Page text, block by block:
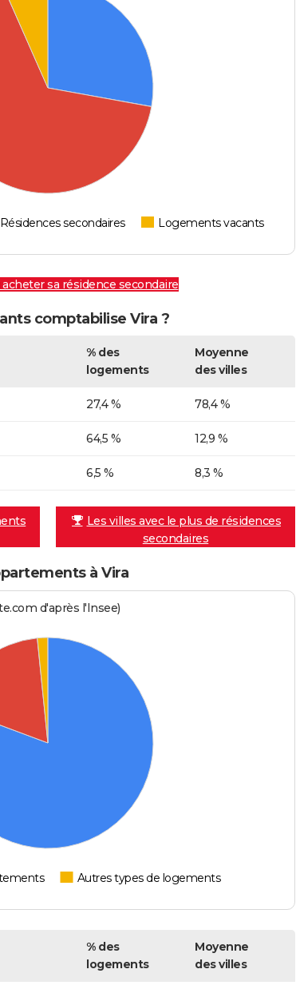
Résidences secondaires Logements vacants
acheter sa résidence secondaire
comptabilise Vira ?
% des
logements
Moyenne
des villes
27,4 % 78,4 %
64,5 % 12,9 %
6,5 % 8,3 %
Les villes avec le plus de résidences
secondaires
à Vira
d'après l'Insee)
Autres types de logements
% des
logements
Moyenne
des villes